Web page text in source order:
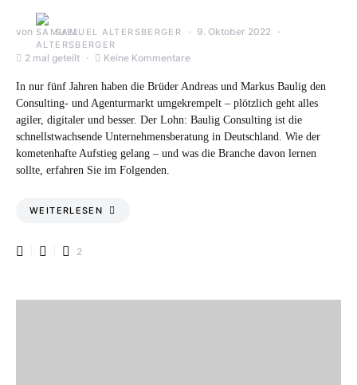
von SAMUEL ALTERSBERGER 9. Oktober 2022
2 mal geteilt Keine Kommentare
In nur fünf Jahren haben die Brüder Andreas und Markus Baulig den
Consulting- und Agenturmarkt umgekrempelt – plötzlich geht alles
agiler, digitaler und besser. Der Lohn: Baulig Consulting ist die
schnellstwachsende Unternehmensberatung in Deutschland. Wie der
kometenhafte Aufstieg gelang – und was die Branche davon lernen
sollte, erfahren Sie im Folgenden.
WEITERLESEN
2